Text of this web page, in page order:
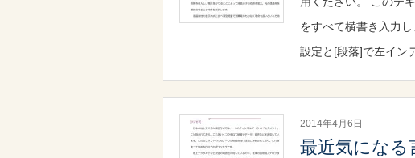
をすべて横書き入力
設定と[段落]で左イン
2014年4月6日
最近気になる